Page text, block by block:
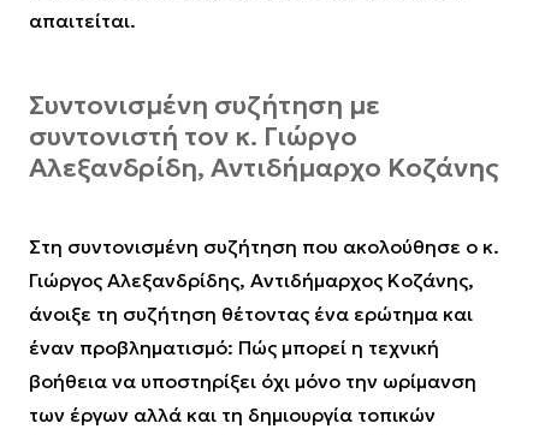
απαιτείται.
Συντονισμένη συζήτηση με
συντονιστή τον κ. Γιώργο
Αλεξανδρίδη, Αντιδήμαρχο Κοζάνης
Στη συντονισμένη συζήτηση που ακολούθησε ο κ.
Γιώργος Αλεξανδρίδης, Αντιδήμαρχος Κοζάνης,
άνοιξε τη συζήτηση θέτοντας ένα ερώτημα και
έναν προβληματισμό: Πώς μπορεί η τεχνική
βοήθεια να υποστηρίξει όχι μόνο την ωρίμανση
των έργων αλλά και τη δημιουργία τοπικών